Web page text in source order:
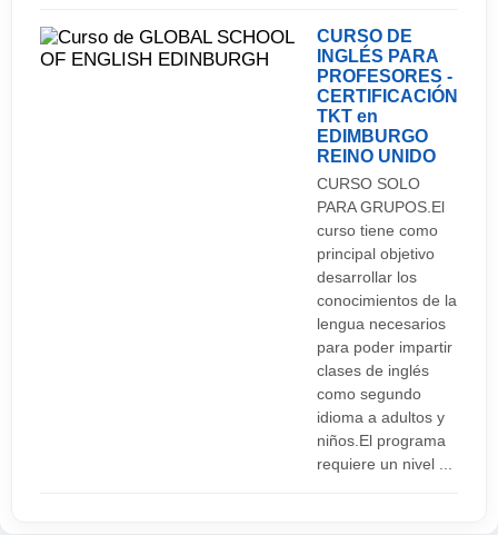
CURSO DE
INGLÉS PARA
PROFESORES -
CERTIFICACIÓN
TKT en
EDIMBURGO
REINO UNIDO
CURSO SOLO
PARA GRUPOS.El
curso tiene como
principal objetivo
desarrollar los
conocimientos de la
lengua necesarios
para poder impartir
clases de inglés
como segundo
idioma a adultos y
niños.El programa
requiere un nivel ...